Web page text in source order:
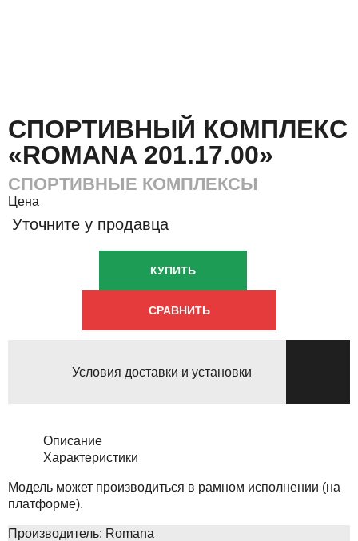
СПОРТИВНЫЙ КОМПЛЕКС
«ROMANA 201.17.00»
СПОРТИВНЫЕ КОМПЛЕКСЫ
Цена
Уточните у продавца
КУПИТЬ
СРАВНИТЬ
Условия доставки и установки
Описание
Характеристики
Модель может производиться в рамном исполнении (на
платформе).
Производитель: Romana